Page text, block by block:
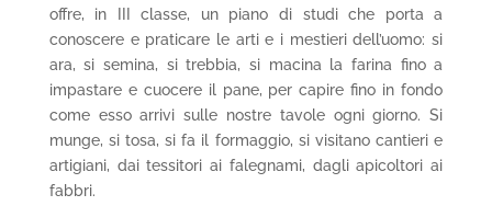
offre, in III classe, un piano di studi che porta a
conoscere e praticare le arti e i mestieri dell’uomo: si
ara, si semina, si trebbia, si macina la farina fino a
impastare e cuocere il pane, per capire fino in fondo
come esso arrivi sulle nostre tavole ogni giorno. Si
munge, si tosa, si fa il formaggio, si visitano cantieri e
artigiani, dai tessitori ai falegnami, dagli apicoltori ai
fabbri.